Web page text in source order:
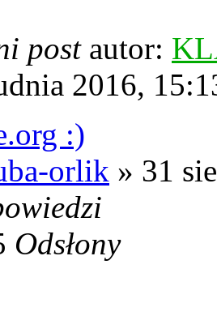
post autor:
2016,
:)
orlik » 31
Odsłony